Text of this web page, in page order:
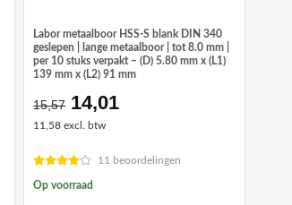
Labor metaalboor HSS-S blank DIN 340
geslepen | lange metaalboor | tot 8.0 mm |
per 10 stuks verpakt – (D) 5.80 mm x (L1)
139 mm x (L2) 91 mm
15,57 Oorspronkelijke
prijs
€15,57.
14,01
€14,01.
11,58 excl. btw
11 beoordelingen
Op voorraad